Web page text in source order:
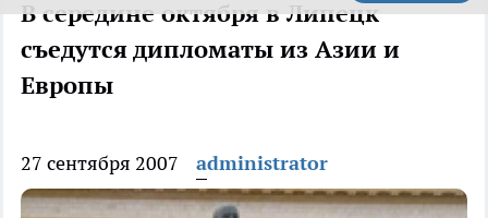
В середине октября в Липецк
съедутся дипломаты из Азии и
Европы
27 сентября 2007 administrator